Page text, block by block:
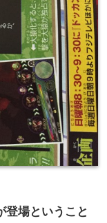
登場ということ